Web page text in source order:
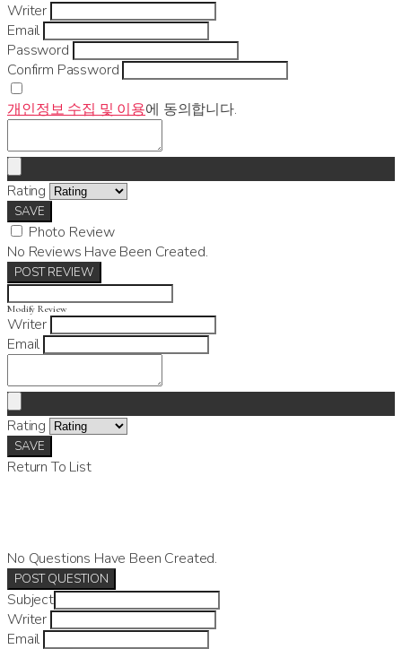
Writer
Email
Password
Confirm Password
개인정보 수집 및 이용에 동의합니다.
Rating
SAVE
Photo Review
No Reviews Have Been Created.
POST REVIEW
Modify Review
Writer
Email
Rating
SAVE
Return To List
No Questions Have Been Created.
POST QUESTION
Subject
Writer
Email